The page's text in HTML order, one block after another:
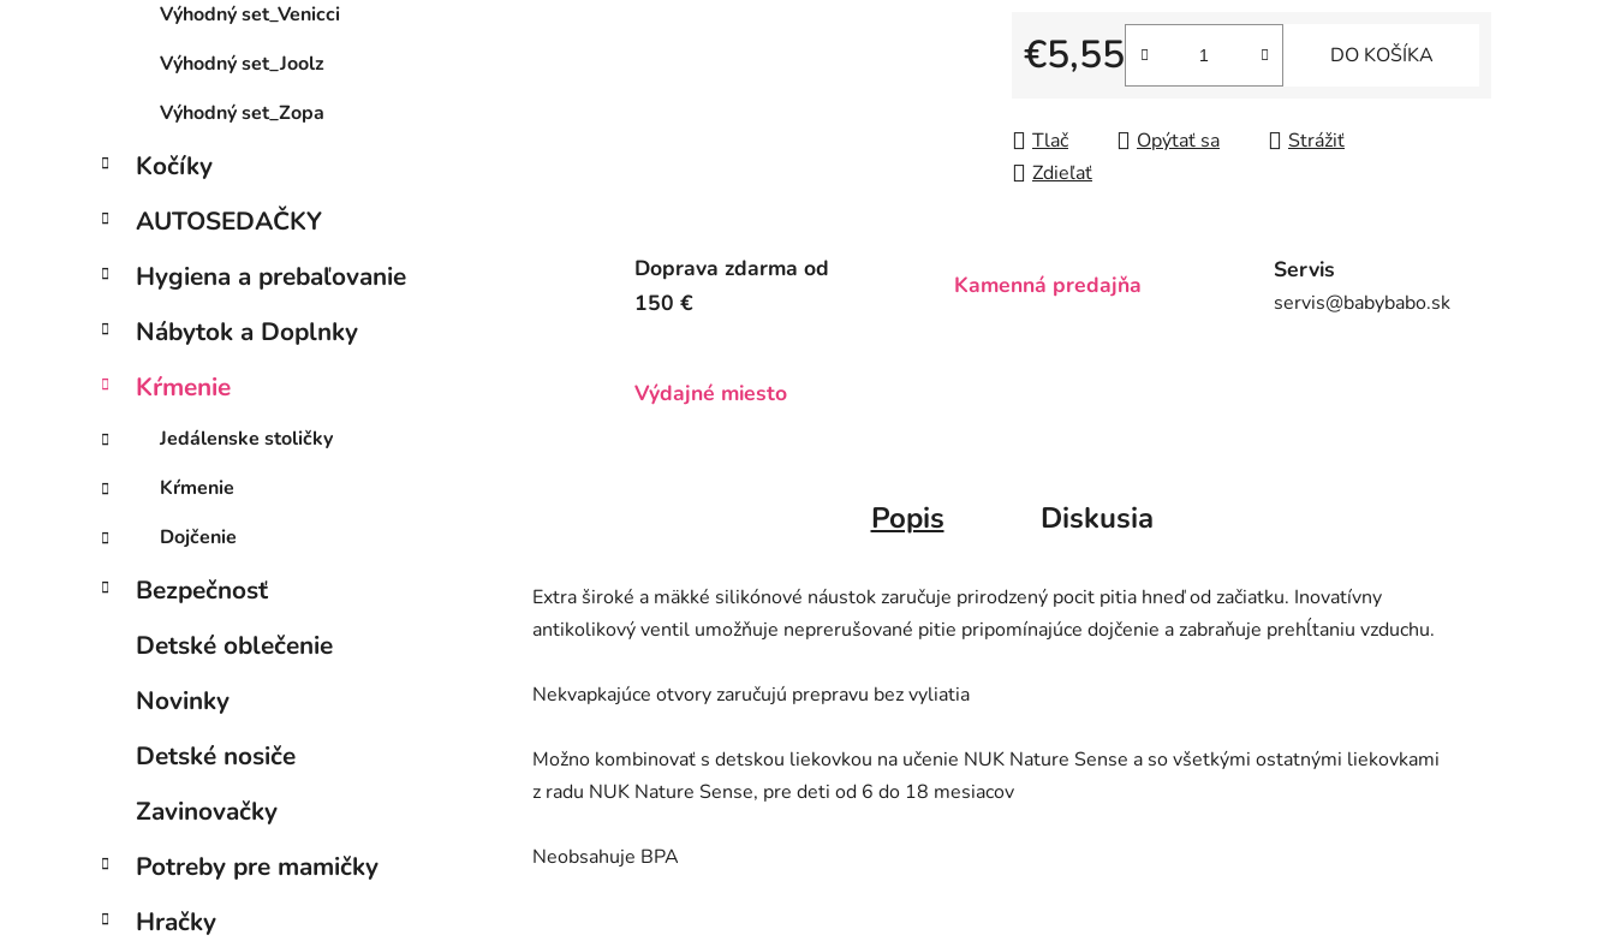
Výhodný set_Venicci
Výhodný set_Joolz
Výhodný set_Zopa
Kočíky
AUTOSEDAČKY
Hygiena a prebaľovanie
Nábytok a Doplnky
Kŕmenie
Jedálenske stoličky
Kŕmenie
Dojčenie
Bezpečnosť
Detské oblečenie
Novinky
Detské nosiče
Zavinovačky
Potreby pre mamičky
Hračky
hviezdičiek.
€5,55
Jednotková cena:
DO KOŠÍKA
Tlač Opýtať sa
Strážiť
Zdieľať
Doprava zdarma od
150 €
Kamenná predajňa
Servis
servis@babybabo.sk
Výdajné miesto
Popis Diskusia
Extra široké a mäkké silikónové náustok zaručuje prirodzený pocit pitia hneď od začiatku. Inovatívny
antikolikový ventil umožňuje neprerušované pitie pripomínajúce dojčenie a zabraňuje prehĺtaniu vzduchu.
Nekvapkajúce otvory zaručujú prepravu bez vyliatia
Možno kombinovať s detskou liekovkou na učenie NUK Nature Sense a so všetkými ostatnými liekovkami
z radu NUK Nature Sense, pre deti od 6 do 18 mesiacov
Neobsahuje BPA